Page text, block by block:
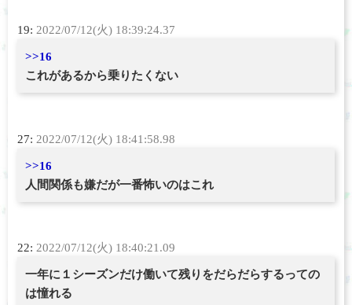
19: 2022/07/12(火) 18:39:24.37
>>16
これがあるから乗りたくない
27: 2022/07/12(火) 18:41:58.98
>>16
人間関係も嫌だが一番怖いのはこれ
22: 2022/07/12(火) 18:40:21.09
一年に１シーズンだけ働いて残りをだらだらするっての
は憧れる